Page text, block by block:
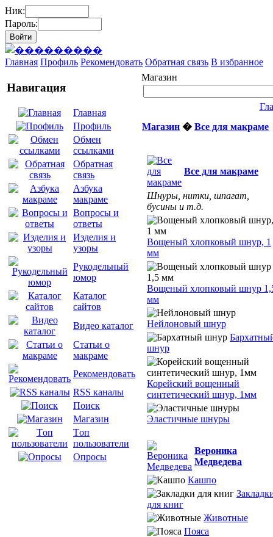
Ник:
Пароль:
Главная Профиль Рекомендовать Обратная связь В избранное
Навигация
Главная
Профиль
Обмен
ссылками
Обратная
связь
Азбука
макраме
Вопросы и
ответы
Изделия и
узоры
Рукодельный
юмор
Каталог
сайтов
Видео каталог
Статьи о
макраме
Рекомендовать
RSS каналы
Поиск
Магазин
Tоп
пользователи
Опросы
Магазин
Магазин � Все для макраме
Все для макраме
Шнуры, нитки, шпагат,
бусины и т.д.
Вощеный хлопковый шнур, 1
мм
Вощеный хлопковый шнур
мм
Нейлоновый шнур
шнур
Корейский вощенный
синтетический шнур, 1мм
Эластичные шнуры
Вероника
Медведева
Кашпо
для книг
Животные
Пояса